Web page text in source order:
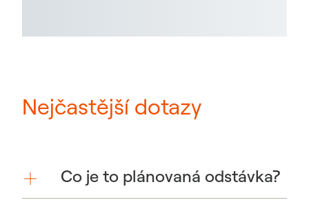
Nejčastější dotazy
Co je to plánovaná odstávka?